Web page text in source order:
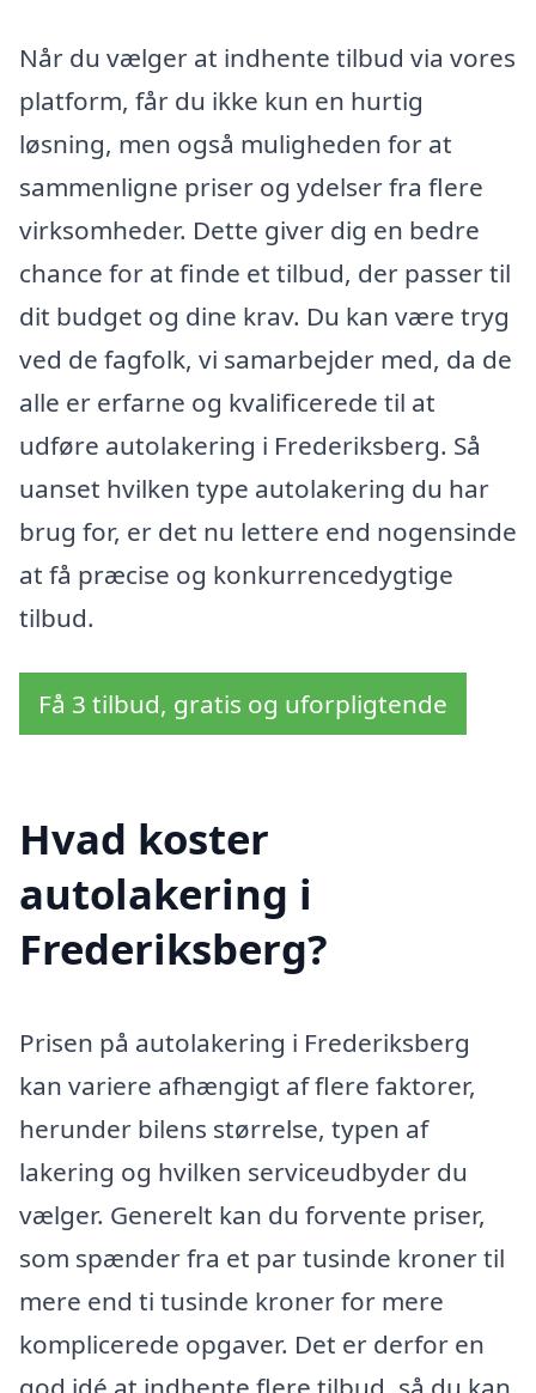
Når du vælger at indhente tilbud via vores
platform, får du ikke kun en hurtig
løsning, men også muligheden for at
sammenligne priser og ydelser fra flere
virksomheder. Dette giver dig en bedre
chance for at finde et tilbud, der passer til
dit budget og dine krav. Du kan være tryg
ved de fagfolk, vi samarbejder med, da de
alle er erfarne og kvalificerede til at
udføre autolakering i Frederiksberg. Så
uanset hvilken type autolakering du har
brug for, er det nu lettere end nogensinde
at få præcise og konkurrencedygtige
tilbud.
Få 3 tilbud, gratis og uforpligtende
Hvad koster
autolakering i
Frederiksberg?
Prisen på autolakering i Frederiksberg
kan variere afhængigt af flere faktorer,
herunder bilens størrelse, typen af
lakering og hvilken serviceudbyder du
vælger. Generelt kan du forvente priser,
som spænder fra et par tusinde kroner til
mere end ti tusinde kroner for mere
komplicerede opgaver. Det er derfor en